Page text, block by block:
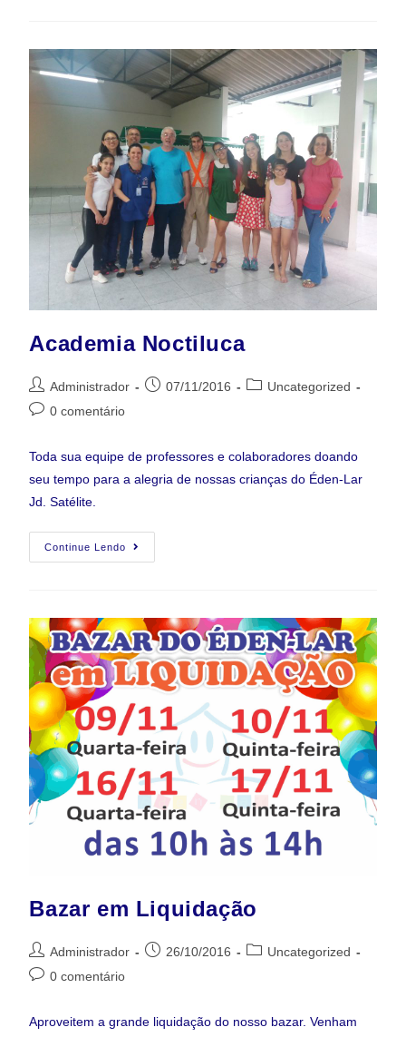
Academia Noctiluca
Administrador 07/11/2016
Uncategorized
0 comentário
Toda sua equipe de professores e colaboradores doando
seu tempo para a alegria de nossas crianças do Éden-Lar
Jd. Satélite.
Continue Lendo
Bazar em Liquidação
Administrador 26/10/2016
Uncategorized
0 comentário
Aproveitem a grande liquidação do nosso bazar. Venham